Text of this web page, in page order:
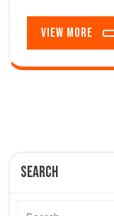
View More
Search